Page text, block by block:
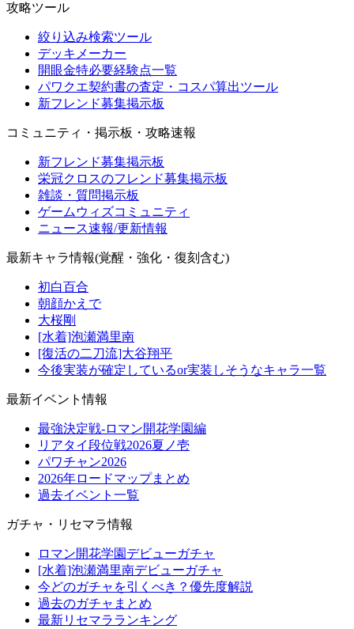
攻略ツール
絞り込み検索ツール
デッキメーカー
開眼金特必要経験点一覧
パワクエ契約書の査定・コスパ算出ツール
新フレンド募集掲示板
コミュニティ・掲示板・攻略速報
新フレンド募集掲示板
栄冠クロスのフレンド募集掲示板
雑談・質問掲示板
ゲームウィズコミュニティ
ニュース速報/更新情報
最新キャラ情報(覚醒・強化・復刻含む)
初白百合
朝顔かえで
大桜剛
[水着]泡瀬満里南
[復活の二刀流]大谷翔平
今後実装が確定しているor実装しそうなキャラ一覧
最新イベント情報
最強決定戦-ロマン開花学園編
リアタイ段位戦2026夏ノ壱
パワチャン2026
2026年ロードマップまとめ
過去イベント一覧
ガチャ・リセマラ情報
ロマン開花学園デビューガチャ
[水着]泡瀬満里南デビューガチャ
今どのガチャを引くべき？優先度解説
過去のガチャまとめ
最新リセマラランキング